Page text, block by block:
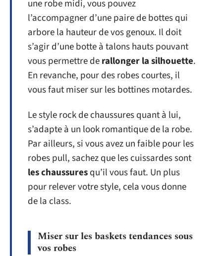
une robe midi, vous pouvez
l’accompagner d’une paire de bottes qui
arbore la hauteur de vos genoux. Il doit
s’agir d’une botte à talons hauts pouvant
vous permettre derallonger la silhouette.
En revanche, pour des robes courtes, il
vous faut miser sur les bottines motardes.
Le style rock de chaussures quant à lui,
s’adapte à un look romantique de la robe.
Par ailleurs, si vous avez un faible pour les
robes pull, sachez que les cuissardes sont
les chaussuresqu’il vous faut. Un plus
pour relever votre style, cela vous donne
de la class.
Miser sur les baskets tendances sous
vos robes